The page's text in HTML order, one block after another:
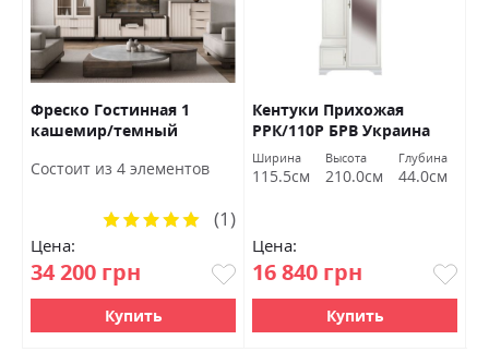
Фреско Гостинная 1
кашемир/темный
Состоит из 4 элементов
Цена:
34 200 грн
Рейтинг:
(1)
Купить
Кентуки Прихожая
РРК/110Р БРВ Украина
Ширина
115.5см
Высота
210.0см
Глубина
44.0см
Цена:
16 840 грн
Купить